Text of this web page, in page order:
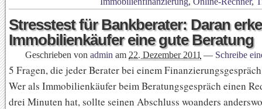
Stresstest für Bankberater: Daran
Immobilienkäufer eine gute Beratung
Geschrieben von admin am 22. Dezember 2011 — Schreibe
5 Fragen, die jeder Berater bei einem
Wer als Immobilienkäufer beim Beratungsgespräch einen
drei Minuten hat, sollte seinen Abschluss woanders